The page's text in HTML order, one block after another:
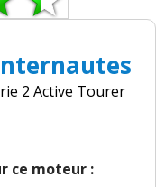
2 Active Tourer
ce moteur :